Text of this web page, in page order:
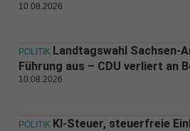
10.08.2026
POLITIK Landtagswahl Sachsen-
Führung aus – CDU verliert an
10.08.2026
POLITIK KI-Steuer, steuerfreie